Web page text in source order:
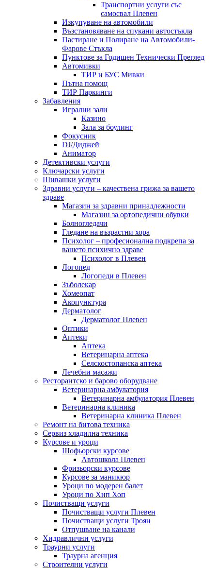
Транспортни услуги със
самосвал Плевен
Изкупуване на автомобили
Възстановяване на спукани автостъкла
Пастиране и Полиране на Автомобили-
Фарове Стъкла
Пунктове за Годишен Технически Преглед
Автомивки
ТИР и БУС Мивки
Пътна помощ
ТИР Паркинги
Забавления
Игрални зали
Казино
Зала за боулинг
Фокусник
DJ/Диджей
Аниматор
Детективски услуги
Ключарски услуги
Шивашки услуги
Здравни услуги – качествена грижа за вашето
здраве
Магазин за здравни принадлежности
Магазин за ортопедични обувки
Болногледачи
Гледане на възрастни хора
Психолог – професионална подкрепа за
вашето психично здраве
Психолог в Плевен
Логопед
Логопеди в Плевен
Зъболекар
Хомеопат
Акопунктура
Дерматолог
Дерматолог Плевен
Оптики
Аптеки
Аптека
Ветеринарна аптека
Селскостопанска аптека
Лечебни масажи
Ресторантско и барово оборудване
Ветеринарна амбулатория
Ветеринарна амбулатория Плевен
Ветеринарна клиника
Ветеринарна клиника Плевен
Ремонт на битова техника
Сервиз хладилна техника
Курсове и уроци
Шофьорски курсове
Автошкола Плевен
Фризьорски курсове
Курсове за маникюр
Уроци по модерен балет
Уроци по Хип Хоп
Почистващи услуги
Почистващи услуги Плевен
Почистващи услуги Троян
Отпушване на канали
Хидравлични услуги
Траурни услуги
Траурна агенция
Строителни услуги